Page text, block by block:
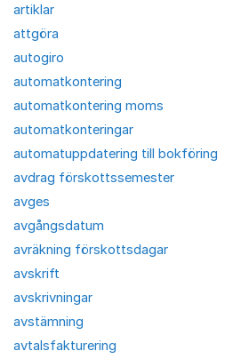
artiklar
attgöra
autogiro
automatkontering
automatkontering moms
automatkonteringar
automatuppdatering till bokföring
avdrag förskottssemester
avges
avgångsdatum
avräkning förskottsdagar
avskrift
avskrivningar
avstämning
avtalsfakturering